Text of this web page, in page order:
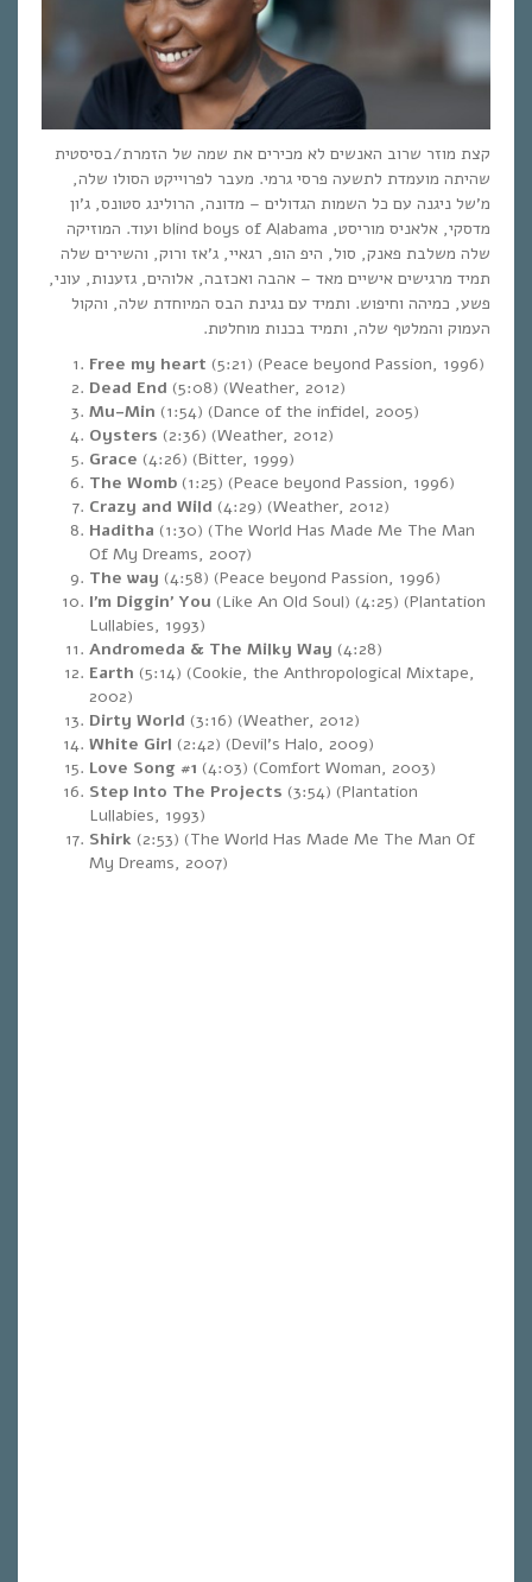
קצת מוזר שרוב האנשים לא מכירים את שמה של הזמרת/בסיסטית
שהיתה מועמדת לתשעה פרסי גרמי. מעבר לפרוייקט הסולו שלה,
מ’של ניגנה עם כל השמות הגדולים – מדונה, הרולינג סטונס, ג’ון
מדסקי, אלאניס מוריסט, blind boys of Alabama ועוד. המוזיקה
שלה משלבת פאנק, סול, היפ הופ, רגאיי, ג’אז ורוק, והשירים שלה
תמיד מרגישים אישיים מאד – אהבה ואכזבה, אלוהים, גזענות, עוני,
פשע, כמיהה וחיפוש. ותמיד עם נגינת הבס המיוחדת שלה, והקול
העמוק והמלטף שלה, ותמיד בכנות מוחלטת.
Free my heart (5:21) (Peace beyond Passion, 1996)
Dead End (5:08) (Weather, 2012)
Mu-Min (1:54) (Dance of the infidel, 2005)
Oysters (2:36) (Weather, 2012)
Grace (4:26) (Bitter, 1999)
The Womb (1:25) (Peace beyond Passion, 1996)
Crazy and Wild (4:29) (Weather, 2012)
Haditha (1:30) (The World Has Made Me The Man
Of My Dreams, 2007)
The way (4:58) (Peace beyond Passion, 1996)
I’m Diggin’ You (Like An Old Soul) (4:25) (Plantation
Lullabies, 1993)
Andromeda & The Milky Way (4:28)
Earth (5:14) (Cookie, the Anthropological Mixtape,
2002)
Dirty World (3:16) (Weather, 2012)
White Girl (2:42) (Devil’s Halo, 2009)
Love Song #1 (4:03) (Comfort Woman, 2003)
Step Into The Projects (3:54) (Plantation
Lullabies, 1993)
Shirk (2:53) (The World Has Made Me The Man Of
My Dreams, 2007)